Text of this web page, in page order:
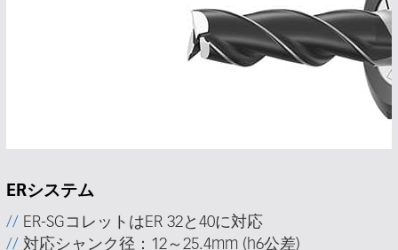
ERシステム
ER-SGコレットはER 32と40に対応
対応シャンク径：12～25.4mm (h6公差)